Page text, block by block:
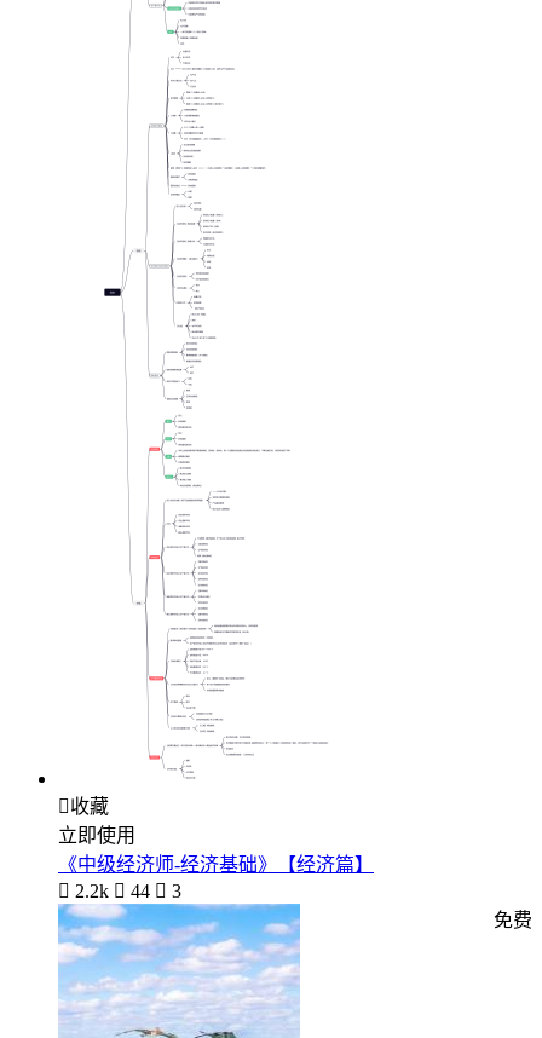
收藏
立即使用
《中级经济师-经济基础》【经济篇】
 2.2k  44  3
免费